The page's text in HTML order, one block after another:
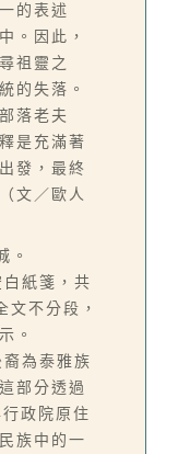
的表述
。因此，
祖靈之
的失落。
落老夫
是充滿著
發，最終
文／歐人
。
紙箋，共
文不分段，
。
為泰雅族
部分透過
政院原住
族中的一